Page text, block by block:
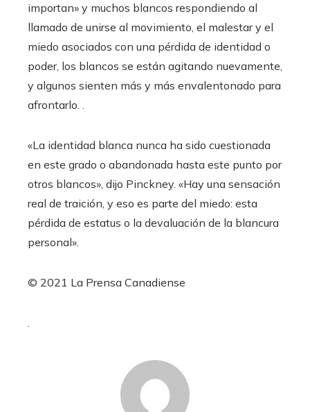
importan» y muchos blancos respondiendo al
llamado de unirse al movimiento, el malestar y el
miedo asociados con una pérdida de identidad o
poder, los blancos se están agitando nuevamente,
y algunos sienten más y más envalentonado para
afrontarlo. .
«La identidad blanca nunca ha sido cuestionada
en este grado o abandonada hasta este punto por
otros blancos», dijo Pinckney. «Hay una sensación
real de traición, y eso es parte del miedo: esta
pérdida de estatus o la devaluación de la blancura
personal».
© 2021 La Prensa Canadiense
.